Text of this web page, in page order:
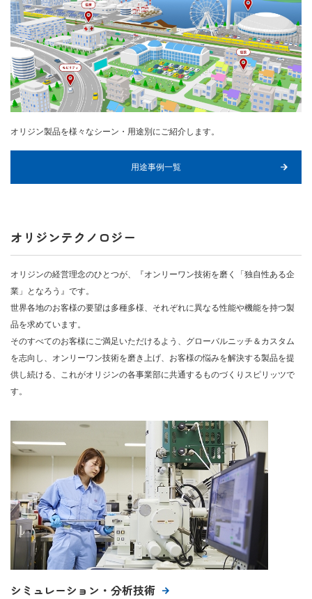
オリジン製品を様々なシーン・用途別にご紹介します。
用途事例一覧
オリジンテクノロジー
オリジンの経営理念のひとつが、『オンリーワン技術を磨く「独自性ある企
業」となろう』です。
世界各地のお客様の要望は多種多様、それぞれに異なる性能や機能を持つ製
品を求めています。
そのすべてのお客様にご満足いただけるよう、グローバルニッチ＆カスタム
を志向し、オンリーワン技術を磨き上げ、お客様の悩みを解決する製品を提
供し続ける、これがオリジンの各事業部に共通するものづくりスピリッツで
す。
シミュレーション・分析技術